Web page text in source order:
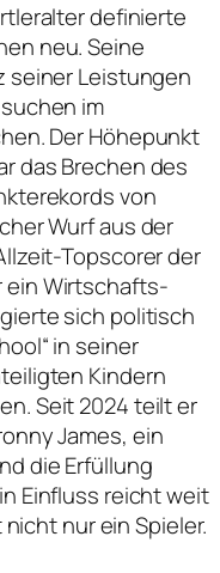
definierte
neu. Seine
seiner Leistungen
im
Der Höhepunkt
das Brechen des
von
Wurf aus der
Topscorer der
ein Wirtschafts-
sich politisch
in seiner
Kindern
Seit 2024 teilt er
James, ein
die Erfüllung
Einfluss reicht weit
nur ein Spieler.